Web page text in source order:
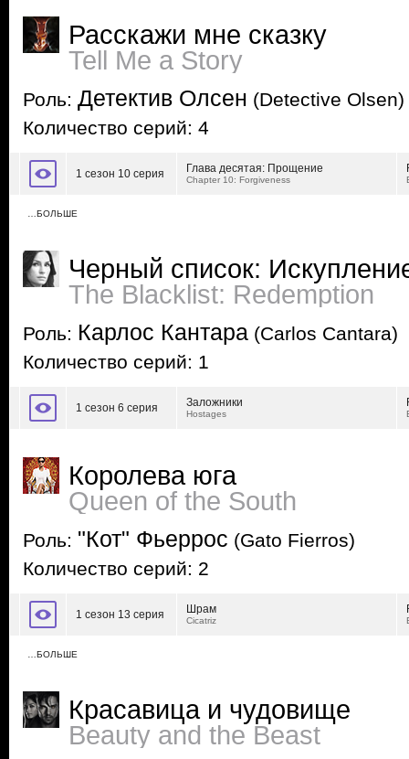
Расскажи мне сказку
Tell Me a Story
Роль: Детектив Олсен (Detective Olsen)
Количество серий: 4
1 сезон 10 серия Глава десятая: Прощение
Chapter 10: Forgiveness
…БОЛЬШЕ
Черный список:
The Blacklist: Redemption
Роль: Карлос Кантара (Carlos Cantara)
Количество серий: 1
1 сезон 6 серия Заложники
Hostages
Королева юга
Queen of the South
Роль: "Кот" Фьеррос (Gato Fierros)
Количество серий: 2
1 сезон 13 серия Шрам
Cicatriz
…БОЛЬШЕ
Красавица и чудовище
Beauty and the Beast